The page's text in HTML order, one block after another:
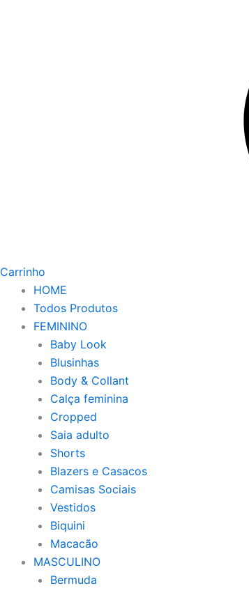
Carrinho
HOME
Todos Produtos
FEMININO
Baby Look
Blusinhas
Body & Collant
Calça feminina
Cropped
Saia adulto
Shorts
Blazers e Casacos
Camisas Sociais
Vestidos
Biquini
Macacão
MASCULINO
Bermuda